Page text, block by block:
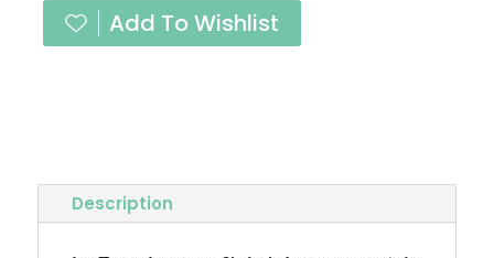
Chocolat
Fingering
Add To Wishlist
Description